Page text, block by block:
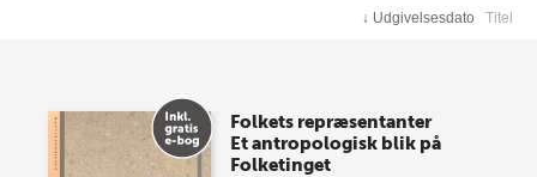
↓ Udgivelsesdato Titel
Folkets repræsentanter
Et antropologisk blik på
Folketinget